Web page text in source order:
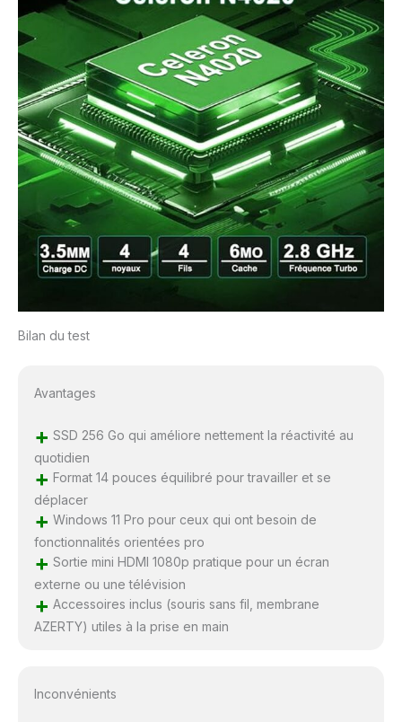
Bilan du test
Avantages
+ SSD 256 Go qui améliore nettement la réactivité au
quotidien
+ Format 14 pouces équilibré pour travailler et se
déplacer
+ Windows 11 Pro pour ceux qui ont besoin de
fonctionnalités orientées pro
+ Sortie mini HDMI 1080p pratique pour un écran
externe ou une télévision
+ Accessoires inclus (souris sans fil, membrane
AZERTY) utiles à la prise en main
Inconvénients